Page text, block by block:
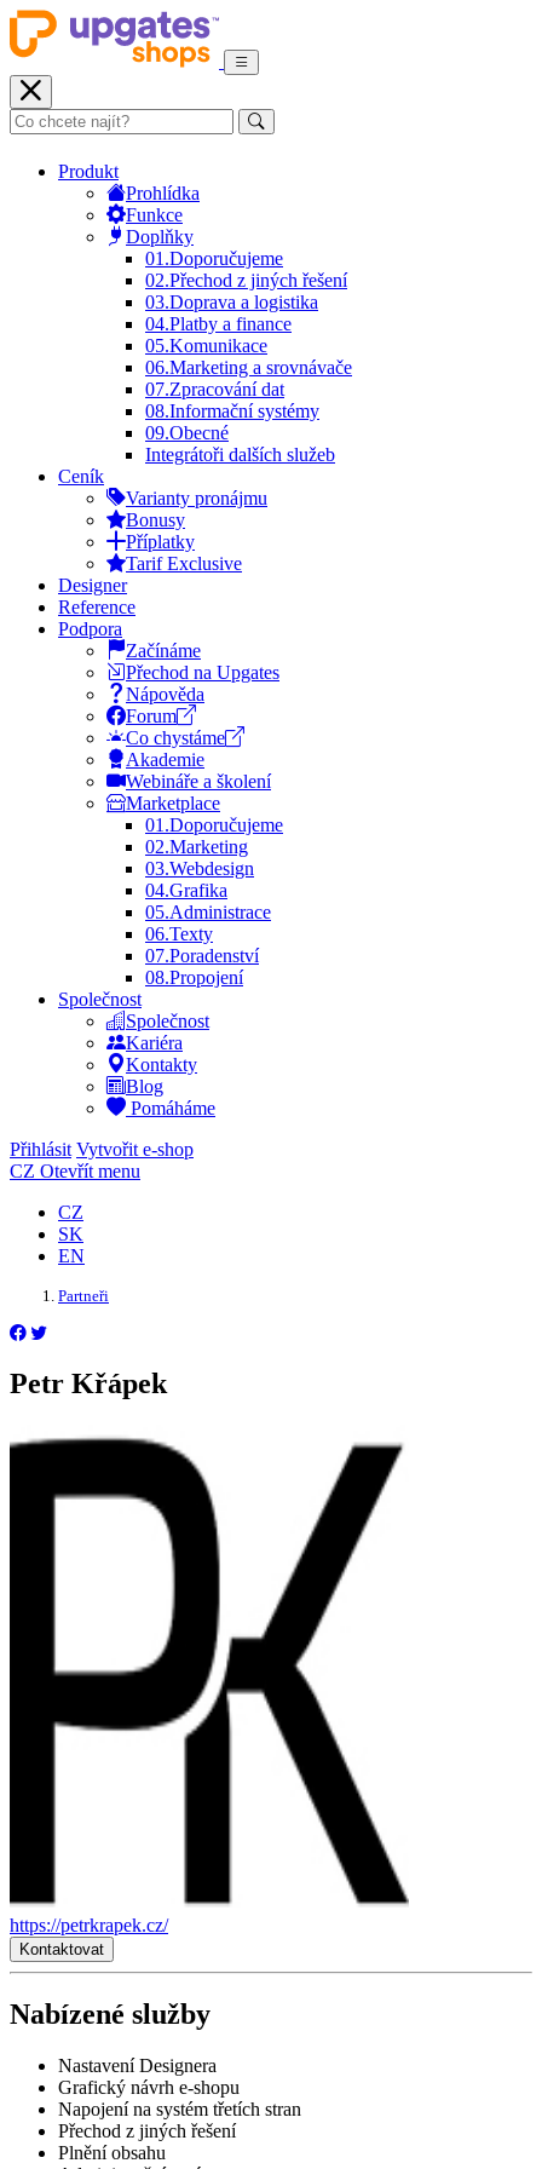
Produkt
Prohlídka
Funkce
Doplňky
01.Doporučujeme
02.Přechod z jiných řešení
03.Doprava a logistika
04.Platby a finance
05.Komunikace
06.Marketing a srovnávače
07.Zpracování dat
08.Informační systémy
09.Obecné
Integrátoři dalších služeb
Ceník
Varianty pronájmu
Bonusy
Příplatky
Tarif Exclusive
Designer
Reference
Podpora
Začínáme
Přechod na Upgates
Nápověda
Forum
Co chystáme
Akademie
Webináře a školení
Marketplace
01.Doporučujeme
02.Marketing
03.Webdesign
04.Grafika
05.Administrace
06.Texty
07.Poradenství
08.Propojení
Společnost
Společnost
Kariéra
Kontakty
Blog
Pomáháme
Přihlásit Vytvořit e-shop
CZ Otevřít menu
CZ
SK
EN
Partneři
Petr Křápek
https://petrkrapek.cz/
Kontaktovat
Nabízené služby
Nastavení Designera
Grafický návrh e-shopu
Napojení na systém třetích stran
Přechod z jiných řešení
Plnění obsahu